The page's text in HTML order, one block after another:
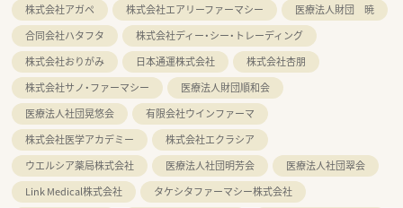
株式会社アガペ
株式会社エアリーファーマシー
医療法人財団 暁
合同会社ハタフタ
株式会社ディー・シー・トレーディング
株式会社おりがみ
日本通運株式会社
株式会社杏朋
株式会社サノ・ファーマシー
医療法人財団順和会
医療法人社団晃悠会
有限会社ウインファーマ
株式会社医学アカデミー
株式会社エクラシア
ウエルシア薬局株式会社
医療法人社団明芳会
医療法人社団翠会
Link Medical株式会社
タケシタファーマシー株式会社